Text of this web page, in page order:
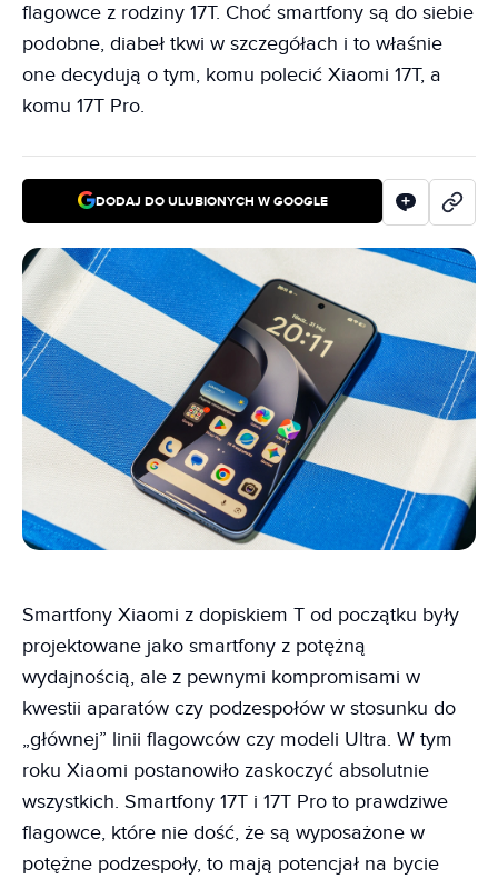
flagowce z rodziny 17T. Choć smartfony są do siebie
podobne, diabeł tkwi w szczegółach i to właśnie
one decydują o tym, komu polecić Xiaomi 17T, a
komu 17T Pro.
DODAJ DO ULUBIONYCH W GOOGLE
Smartfony Xiaomi z dopiskiem T od początku były
projektowane jako smartfony z potężną
wydajnością, ale z pewnymi kompromisami w
kwestii aparatów czy podzespołów w stosunku do
„głównej” linii flagowców czy modeli Ultra. W tym
roku Xiaomi postanowiło zaskoczyć absolutnie
wszystkich. Smartfony 17T i 17T Pro to prawdziwe
flagowce, które nie dość, że są wyposażone w
potężne podzespoły, to mają potencjał na bycie